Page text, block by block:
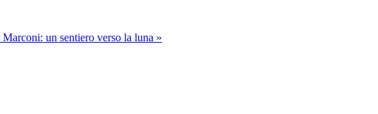
un sentiero verso la luna »